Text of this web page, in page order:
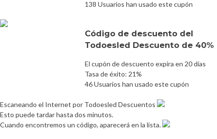
138 Usuarios han usado este cupón
Código de descuento del
Todoesled Descuento de 40%
El cupón de descuento expira en 20 días
Tasa de éxito: 21%
46 Usuarios han usado este cupón
Escaneando el Internet por Todoesled Descuentos
Esto puede tardar hasta dos minutos.
Cuando encontremos un código, aparecerá en la lista.